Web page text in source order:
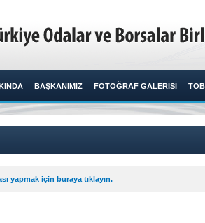
BAŞKANIMIZ FOTOĞRAF GALERİSİ
yapmak için buraya tıklayın.